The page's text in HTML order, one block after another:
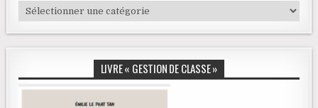
Catégories
LIVRE « GESTION DE CLASSE »